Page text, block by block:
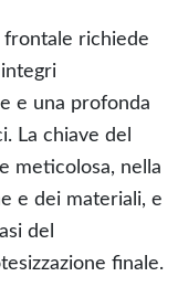
frontale richiede
e una profonda
La chiave del
meticolosa, nella
e dei materiali, e
del
finale.